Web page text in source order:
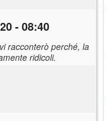
- 08:40
racconterò perché, la
ridicoli.